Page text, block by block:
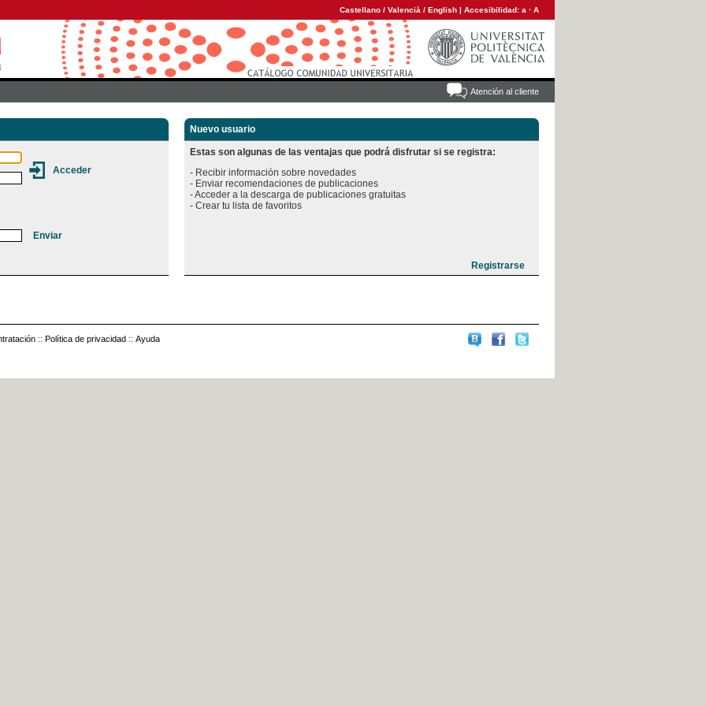
Castellano / Valencià / English | Accesibilidad: a · A
Atención al cliente
Nuevo usuario
Estas son algunas de las ventajas que podrá disfrutar si se registra:
- Recibir información sobre novedades
- Enviar recomendaciones de publicaciones
- Acceder a la descarga de publicaciones gratuitas
:: Política de privacidad :: Ayuda